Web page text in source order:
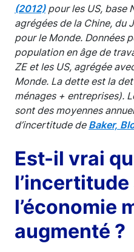
(2012)pour les US, base
agrégées de la Chine, du
pour le Monde. Données
population en âge de
ZE et les US, agrégée
Monde. La dette est la
ménages + entreprises).
sont des moyennes
d’incertitude de Baker,
Est-il vrai
l’économie
augmenté ?